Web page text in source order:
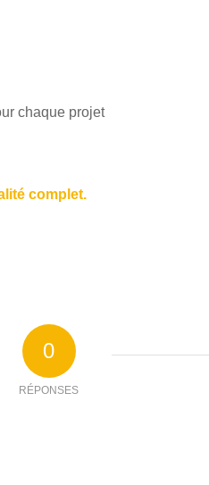
chaque projet
complet.
0
RÉPONSES